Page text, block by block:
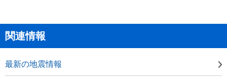
関連情報
最新の地震情報